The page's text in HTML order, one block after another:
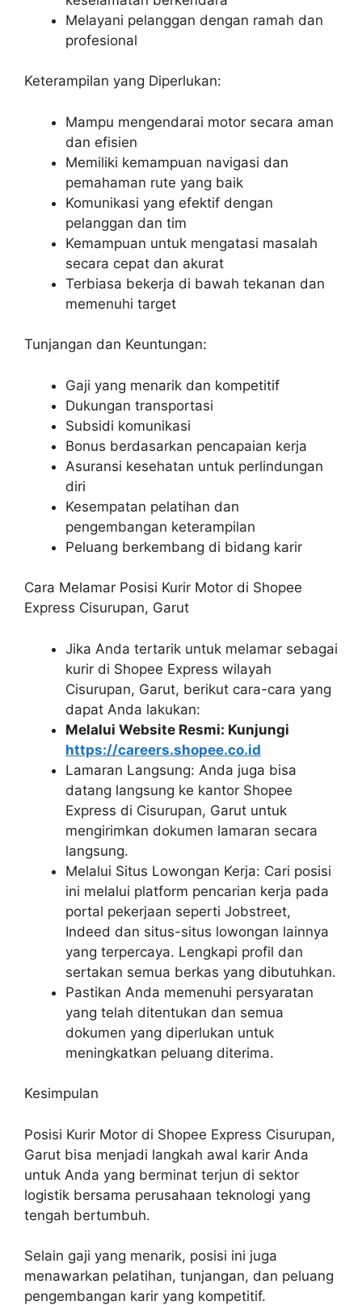
Melayani pelanggan dengan ramah dan
profesional
Keterampilan yang Diperlukan:
Mampu mengendarai motor secara aman
dan efisien
Memiliki kemampuan navigasi dan
pemahaman rute yang baik
Komunikasi yang efektif dengan
pelanggan dan tim
Kemampuan untuk mengatasi masalah
secara cepat dan akurat
Terbiasa bekerja di bawah tekanan dan
memenuhi target
Tunjangan dan Keuntungan:
Gaji yang menarik dan kompetitif
Dukungan transportasi
Subsidi komunikasi
Bonus berdasarkan pencapaian kerja
Asuransi kesehatan untuk perlindungan
diri
Kesempatan pelatihan dan
pengembangan keterampilan
Peluang berkembang di bidang karir
Cara Melamar Posisi Kurir Motor di Shopee
Express Cisurupan, Garut
Jika Anda tertarik untuk melamar sebagai
kurir di Shopee Express wilayah
Cisurupan, Garut, berikut cara-cara yang
dapat Anda lakukan:
Melalui Website Resmi: Kunjungi
https://careers.shopee.co.id
Lamaran Langsung: Anda juga bisa
datang langsung ke kantor Shopee
Express di Cisurupan, Garut untuk
mengirimkan dokumen lamaran secara
langsung.
Melalui Situs Lowongan Kerja: Cari posisi
ini melalui platform pencarian kerja pada
portal pekerjaan seperti Jobstreet,
Indeed dan situs-situs lowongan lainnya
yang terpercaya. Lengkapi profil dan
sertakan semua berkas yang dibutuhkan.
Pastikan Anda memenuhi persyaratan
yang telah ditentukan dan semua
dokumen yang diperlukan untuk
meningkatkan peluang diterima.
Kesimpulan
Posisi Kurir Motor di Shopee Express Cisurupan,
Garut bisa menjadi langkah awal karir Anda
untuk Anda yang berminat terjun di sektor
logistik bersama perusahaan teknologi yang
tengah bertumbuh.
Selain gaji yang menarik, posisi ini juga
menawarkan pelatihan, tunjangan, dan peluang
pengembangan karir yang kompetitif.